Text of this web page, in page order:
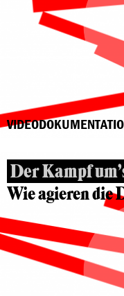
Der Kampf
Wie agieren die